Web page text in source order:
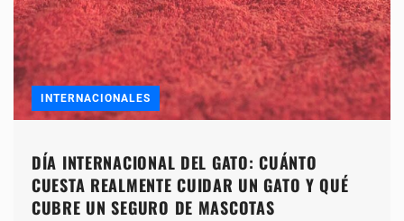
INTERNACIONALES
DÍA INTERNACIONAL DEL GATO: CUÁNTO
CUESTA REALMENTE CUIDAR UN GATO Y QUÉ
CUBRE UN SEGURO DE MASCOTAS